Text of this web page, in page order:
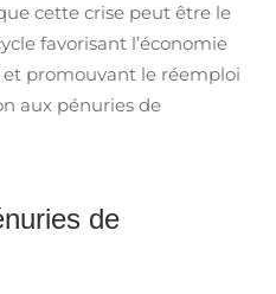
cette crise peut être le
favorisant l’économie
promouvant le réemploi
aux pénuries de
de